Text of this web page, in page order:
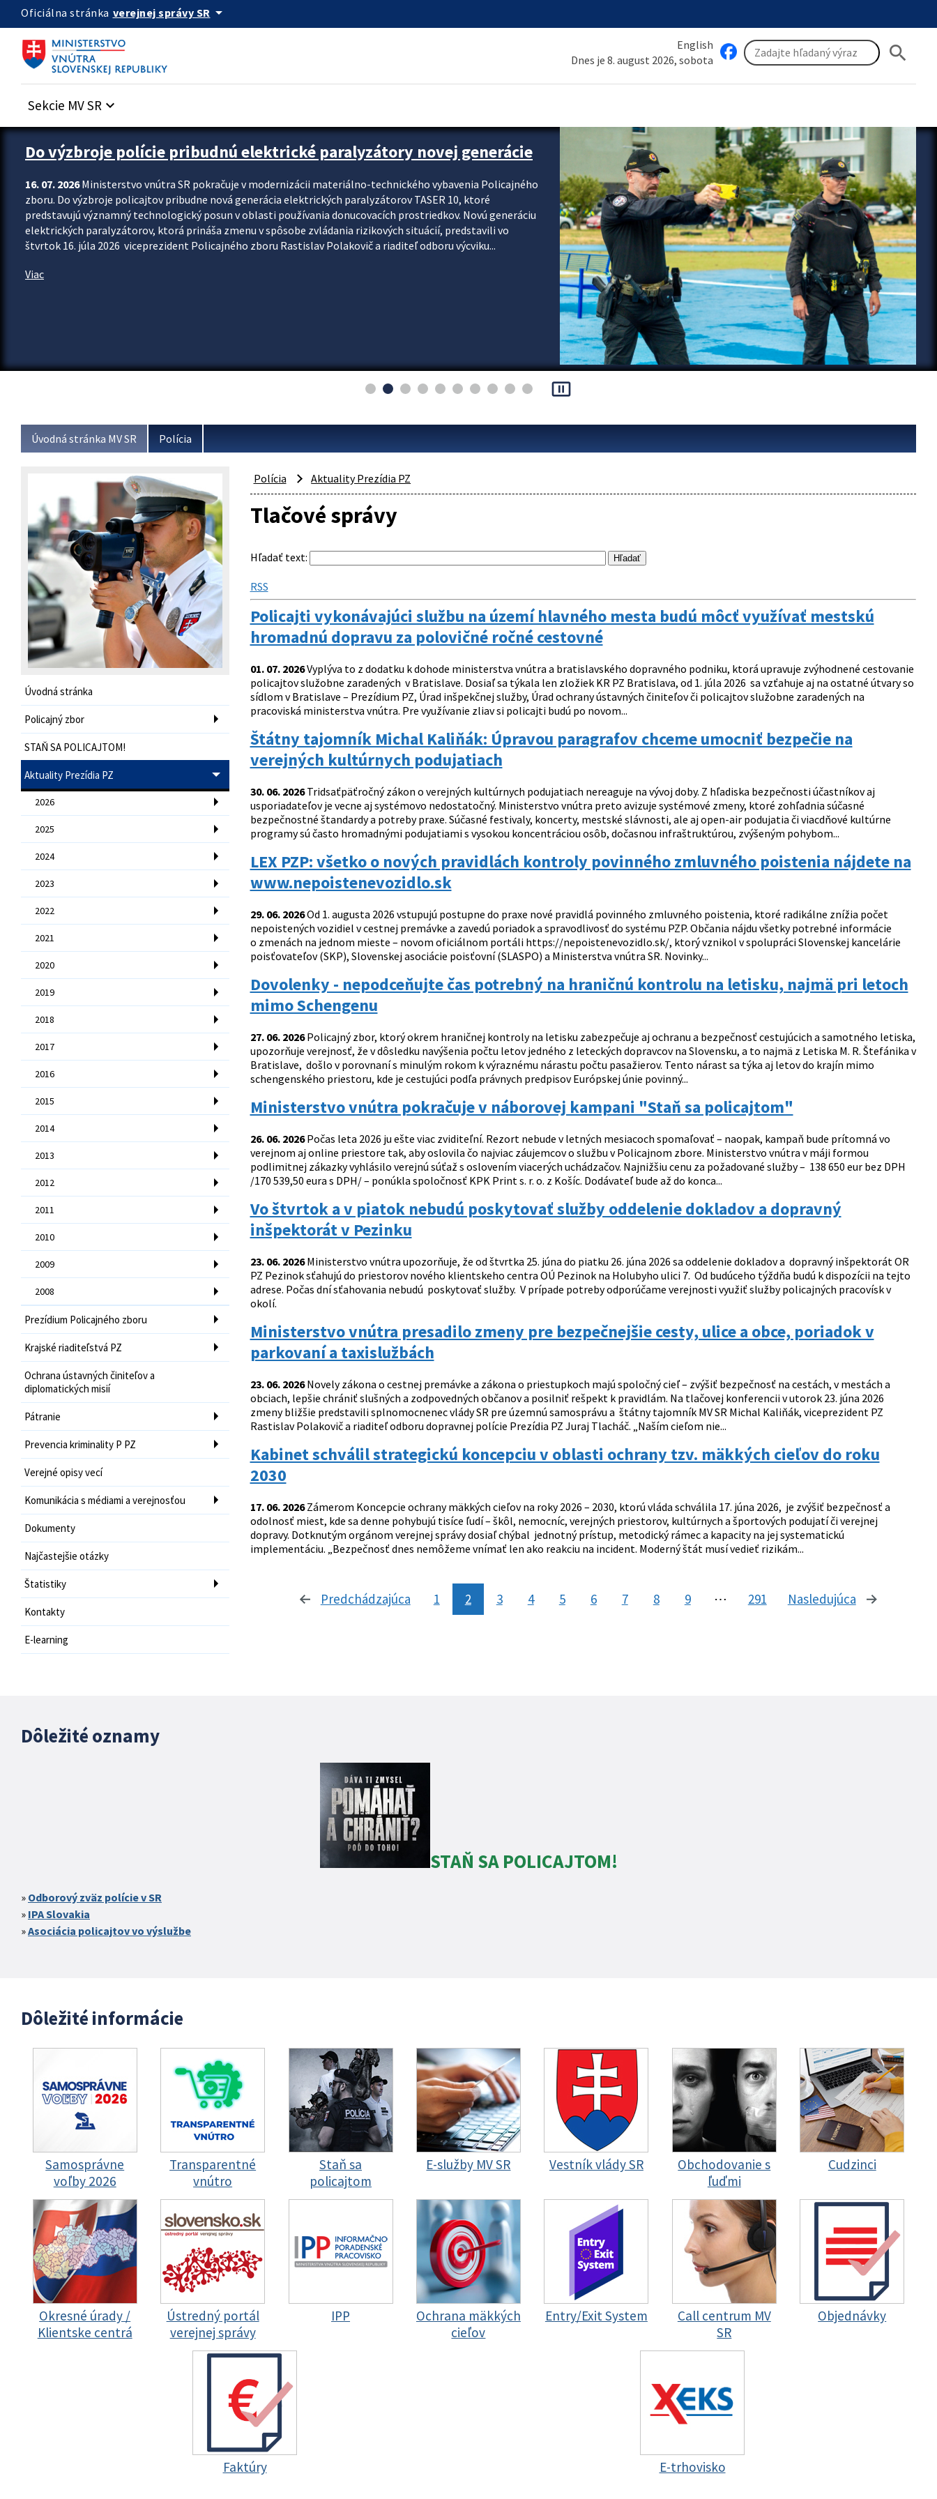
Preskocit na hlavný obsah
Oficiálna stránka verejnej správy SR arrow_drop_down
English
Dnes je 8. august 2026, sobota
search
Sekcie MV SR keyboard_arrow_down
Zastavit automatický posun upútavok
Do výzbroje polície pribudnú elektrické paralyzátory novej generácie
16. 07. 2026Ministerstvo vnútra SR pokračuje v modernizácii materiálno-technického vybavenia Policajného
zboru. Do výzbroje policajtov pribudne nová generácia elektrických paralyzátorov TASER 10, ktoré
predstavujú významný technologický posun v oblasti používania donucovacích prostriedkov. Novú generáciu
elektrických paralyzátorov, ktorá prináša zmenu v spôsobe zvládania rizikových situácií, predstavili vo
štvrtok 16. júla 2026 viceprezident Policajného zboru Rastislav Polakovič a riaditeľ odboru výcviku...
Viac
pause_presentation
Úvodná stránka MV SR Polícia
Úvodná stránka
Policajný zbor
STAŇ SA POLICAJTOM!
Aktuality Prezídia PZ
2026
2025
2024
2023
2022
2021
2020
2019
2018
2017
2016
2015
2014
2013
2012
2011
2010
2009
2008
Prezídium Policajného zboru
Krajské riaditeľstvá PZ
Ochrana ústavných činiteľov a
diplomatických misií
Pátranie
Prevencia kriminality P PZ
Verejné opisy vecí
Komunikácia s médiami a verejnosťou
Dokumenty
Najčastejšie otázky
Štatistiky
Kontakty
E-learning
Polícia Aktuality Prezídia PZ
Tlačové správy
Hľadať text:
RSS
Policajti vykonávajúci službu na území hlavného mesta budú môcť využívať mestskú
hromadnú dopravu za polovičné ročné cestovné
01. 07. 2026Vyplýva to z dodatku k dohode ministerstva vnútra a bratislavského dopravného podniku, ktorá upravuje zvýhodnené cestovanie
policajtov služobne zaradených v Bratislave. Dosiaľ sa týkala len zložiek KR PZ Bratislava, od 1. júla 2026 sa vzťahuje aj na ostatné útvary so
sídlom v Bratislave – Prezídium PZ, Úrad inšpekčnej služby, Úrad ochrany ústavných činiteľov či policajtov služobne zaradených na
pracoviská ministerstva vnútra. Pre využívanie zliav si policajti budú po novom...
Štátny tajomník Michal Kaliňák: Úpravou paragrafov chceme umocniť bezpečie na
verejných kultúrnych podujatiach
30. 06. 2026Tridsaťpäťročný zákon o verejných kultúrnych podujatiach nereaguje na vývoj doby. Z hľadiska bezpečnosti účastníkov aj
usporiadateľov je vecne aj systémovo nedostatočný. Ministerstvo vnútra preto avizuje systémové zmeny, ktoré zohľadnia súčasné
bezpečnostné štandardy a potreby praxe. Súčasné festivaly, koncerty, mestské slávnosti, ale aj open-air podujatia či viacdňové kultúrne
programy sú často hromadnými podujatiami s vysokou koncentráciou osôb, dočasnou infraštruktúrou, zvýšeným pohybom...
LEX PZP: všetko o nových pravidlách kontroly povinného zmluvného poistenia nájdete na
www.nepoistenevozidlo.sk
29. 06. 2026Od 1. augusta 2026 vstupujú postupne do praxe nové pravidlá povinného zmluvného poistenia, ktoré radikálne znížia počet
nepoistených vozidiel v cestnej premávke a zavedú poriadok a spravodlivosť do systému PZP. Občania nájdu všetky potrebné informácie
o zmenách na jednom mieste – novom oficiálnom portáli https://nepoistenevozidlo.sk/, ktorý vznikol v spolupráci Slovenskej kancelárie
poisťovateľov (SKP), Slovenskej asociácie poisťovní (SLASPO) a Ministerstva vnútra SR. Novinky...
Dovolenky - nepodceňujte čas potrebný na hraničnú kontrolu na letisku, najmä pri letoch
mimo Schengenu
27. 06. 2026Policajný zbor, ktorý okrem hraničnej kontroly na letisku zabezpečuje aj ochranu a bezpečnosť cestujúcich a samotného letiska,
upozorňuje verejnosť, že v dôsledku navýšenia počtu letov jedného z leteckých dopravcov na Slovensku, a to najmä z Letiska M. R. Štefánika v
Bratislave, došlo v porovnaní s minulým rokom k výraznému nárastu počtu pasažierov. Tento nárast sa týka aj letov do krajín mimo
schengenského priestoru, kde je cestujúci podľa právnych predpisov Európskej únie povinný...
Ministerstvo vnútra pokračuje v náborovej kampani "Staň sa policajtom"
26. 06. 2026Počas leta 2026 ju ešte viac zviditeľní. Rezort nebude v letných mesiacoch spomaľovať – naopak, kampaň bude prítomná vo
verejnom aj online priestore tak, aby oslovila čo najviac záujemcov o službu v Policajnom zbore. Ministerstvo vnútra v máji formou
podlimitnej zákazky vyhlásilo verejnú súťaž s oslovením viacerých uchádzačov. Najnižšiu cenu za požadované služby – 138 650 eur bez DPH
/170 539,50 eura s DPH/ – ponúkla spoločnosť KPK Print s. r. o. z Košíc. Dodávateľ bude až do konca...
Vo štvrtok a v piatok nebudú poskytovať služby oddelenie dokladov a dopravný
inšpektorát v Pezinku
23. 06. 2026Ministerstvo vnútra upozorňuje, že od štvrtka 25. júna do piatku 26. júna 2026 sa oddelenie dokladov a dopravný inšpektorát OR
PZ Pezinok sťahujú do priestorov nového klientskeho centra OÚ Pezinok na Holubyho ulici 7. Od budúceho týždňa budú k dispozícii na tejto
adrese. Počas dní sťahovania nebudú poskytovať služby. V prípade potreby odporúčame verejnosti využiť služby policajných pracovísk v
okolí.
Ministerstvo vnútra presadilo zmeny pre bezpečnejšie cesty, ulice a obce, poriadok v
parkovaní a taxislužbách
23. 06. 2026Novely zákona o cestnej premávke a zákona o priestupkoch majú spoločný cieľ – zvýšiť bezpečnosť na cestách, v mestách a
obciach, lepšie chrániť slušných a zodpovedných občanov a posilniť rešpekt k pravidlám. Na tlačovej konferencii v utorok 23. júna 2026
zmeny bližšie predstavili splnomocnenec vlády SR pre územnú samosprávu a štátny tajomník MV SR Michal Kaliňák, viceprezident PZ
Rastislav Polakovič a riaditeľ odboru dopravnej polície Prezídia PZ Juraj Tlacháč. „Naším cieľom nie...
Kabinet schválil strategickú koncepciu v oblasti ochrany tzv. mäkkých cieľov do roku
2030
17. 06. 2026Zámerom Koncepcie ochrany mäkkých cieľov na roky 2026 – 2030, ktorú vláda schválila 17. júna 2026, je zvýšiť bezpečnosť a
odolnosť miest, kde sa denne pohybujú tisíce ľudí – škôl, nemocníc, verejných priestorov, kultúrnych a športových podujatí či verejnej
dopravy. Dotknutým orgánom verejnej správy dosiaľ chýbal jednotný prístup, metodický rámec a kapacity na jej systematickú
implementáciu. „Bezpečnosť dnes nemôžeme vnímať len ako reakciu na incident. Moderný štát musí vedieť rizikám...
Predchádzajúca stránka
1 2 3 4 5 6 7 8 9 ⋯ 291 Nasledujúca stránka
Dôležité oznamy
STAŇ SA POLICAJTOM!
Odborový zväz polície v SR
IPA Slovakia
Asociácia policajtov vo výslužbe
Dôležité informácie
Samosprávne
voľby 2026
Transparentné
vnútro
Staň sa
policajtom
E-služby MV SR Vestník vlády SR
Obchodovanie s
ľuďmi
Cudzinci
Okresné úrady /
Klientske centrá
Ústredný portál
verejnej správy
IPP
Ochrana mäkkých
cieľov
Entry/Exit System
Call centrum MV
SR
Objednávky
Faktúry E-trhovisko